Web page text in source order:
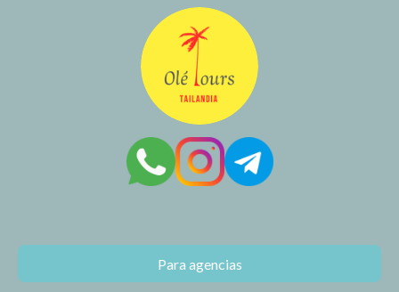
Para agencias